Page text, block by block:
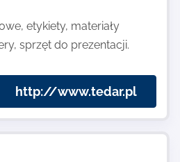
etykiety, materiały
sprzęt do prezentacji.
http://www.tedar.pl